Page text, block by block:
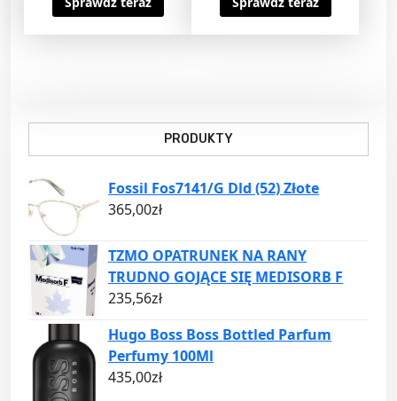
PRODUKTY
Fossil Fos7141/G Dld (52) Złote
365,00zł
TZMO OPATRUNEK NA RANY
TRUDNO GOJĄCE SIĘ MEDISORB F
235,56zł
Hugo Boss Boss Bottled Parfum
Perfumy 100Ml
435,00zł